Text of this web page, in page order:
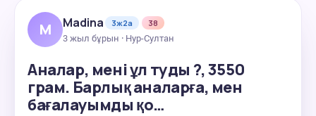
M Madina 3ж2а
38
3 жыл бұрын · Нур-Султан
Аналар, мені ұл туды ?, 3550
грам. Барлық аналарға, мен
бағалауымды қо…